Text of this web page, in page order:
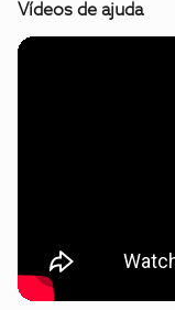
Vídeos de ajuda